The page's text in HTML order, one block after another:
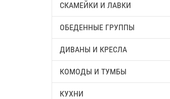
СКАМЕЙКИ И ЛАВКИ
ОБЕДЕННЫЕ ГРУППЫ
ДИВАНЫ И КРЕСЛА
КОМОДЫ И ТУМБЫ
КУХНИ